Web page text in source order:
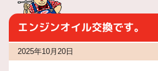
エンジンオイル交換です。
2025年10月20日